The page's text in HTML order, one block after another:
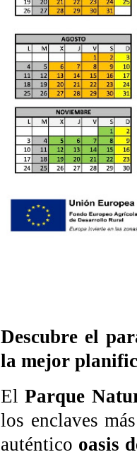
Descubre el
la mejor
ElParque
los enclaves
auténtico oasis